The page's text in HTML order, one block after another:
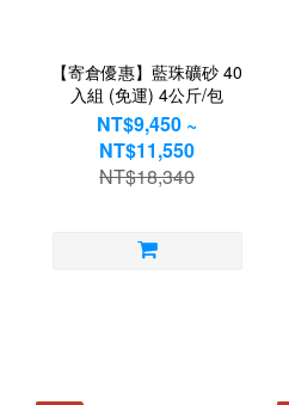
【寄倉優惠】藍珠礦砂 40
入組 (免運) 4公斤/包
NT$9,450 ~
NT$11,550
NT$18,340